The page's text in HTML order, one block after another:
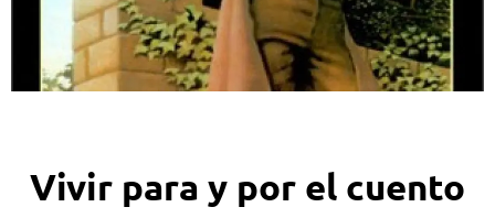
Vivir para y por el cuento